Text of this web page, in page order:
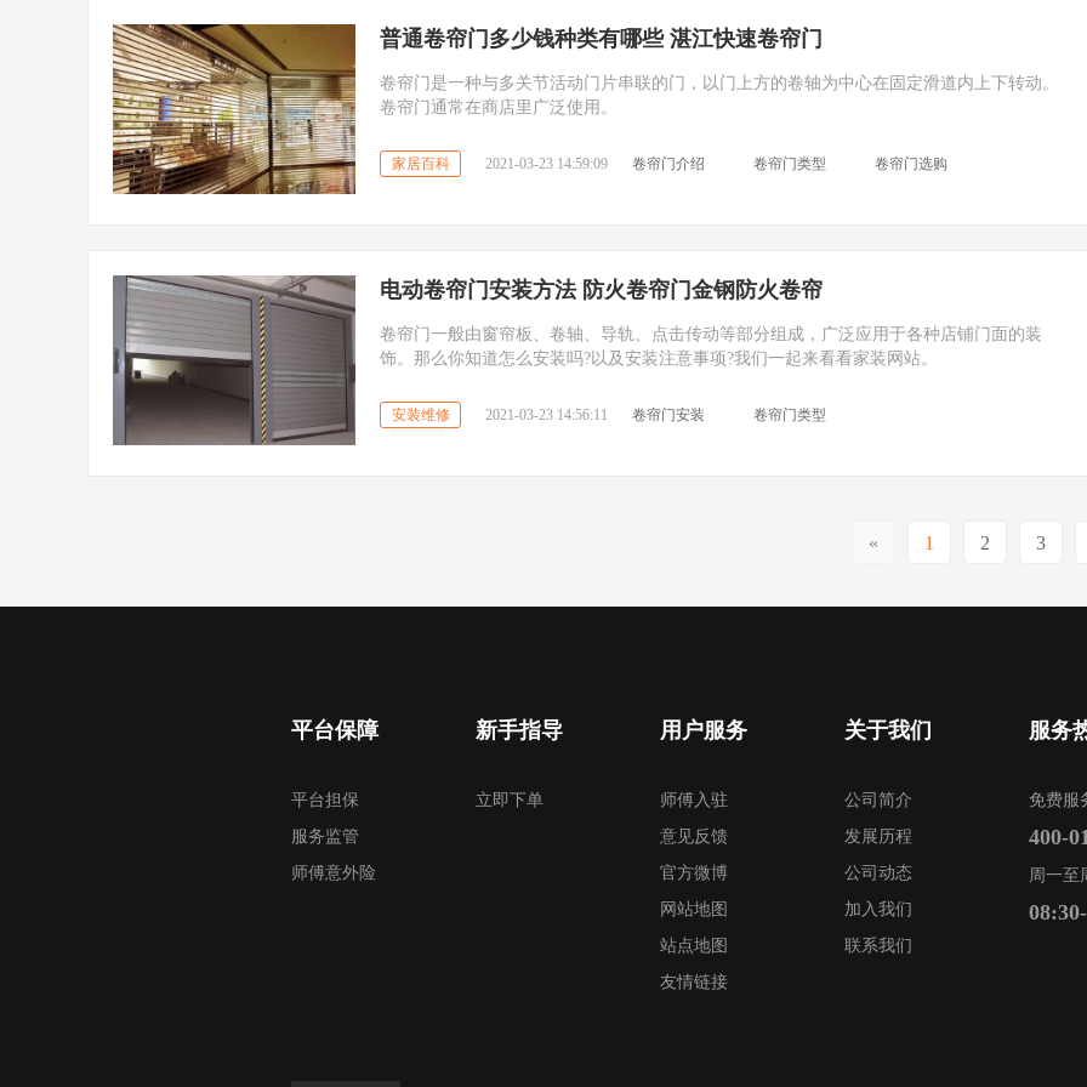
普通卷帘门多少钱种类有哪些 湛江快速卷帘门
卷帘门是一种与多关节活动门片串联的门，以门上方的卷轴为中心在固定滑道内上下转动。
卷帘门通常在商店里广泛使用。
家居百科 2021-03-23 14:59:09 卷帘门介绍 卷帘门类型 卷帘门选购
电动卷帘门安装方法 防火卷帘门金钢防火卷帘
卷帘门一般由窗帘板、卷轴、导轨、点击传动等部分组成，广泛应用于各种店铺门面的装
饰。那么你知道怎么安装吗?以及安装注意事项?我们一起来看看家装网站。
安装维修 2021-03-23 14:56:11 卷帘门安装 卷帘门类型
« 1 2 3
平台保障
平台担保
服务监管
师傅意外险
新手指导
立即下单
用户服务
师傅入驻
意见反馈
官方微博
网站地图
站点地图
友情链接
关于我们
公司简介
发展历程
公司动态
加入我们
联系我们
服务
免费服
400-
周一至